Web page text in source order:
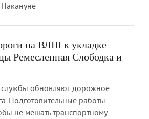
на ВЛШ к укладке
Ремесленная Слободка и
обновляют дорожное
Подготовительные работы
не мешать транспортному